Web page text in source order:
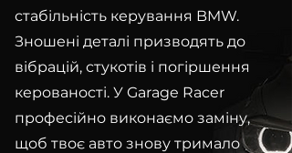
стабільність керування BMW.
Зношені деталі призводять до
вібрацій, стукотів і погіршення
керованості. У Garage Racer
професійно виконаємо заміну,
щоб твоє авто знову тримало